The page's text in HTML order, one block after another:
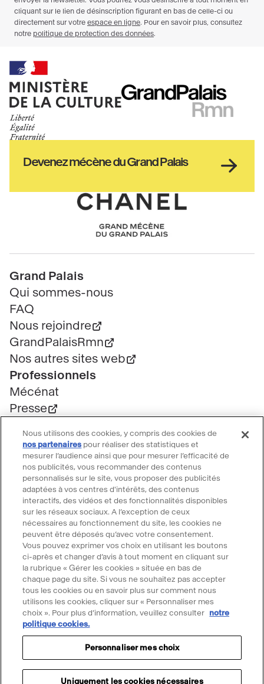
Ministère
de
la
Haut
de
Devenez mécène du Grand Palais
Chanel
Pied
de
page
Grand Palais
Qui sommes-nous
FAQ
Nous rejoindre
GrandPalaisRmn
Nos autres sites web
Professionnels
Mécénat
Presse
Location d'espaces
Billetterie
Billetterie groupe
Service client
FAQ Billetterie
CGV
Règlement de visite
Suivre le Grand Palais
Accéder
contenu
Facebook
fenêtre
Accéder
au
contenu
Youtube
-
fenêtre
Accéder
au
contenu
Instagram
-
fenêtre
Accéder
au
contenu
Tik
tok
nouvelle
Accéder
au
contenu
Linkedin
-
fenêtre
Menu
@2025 - Tous droits réservés
Mentions légales
Données personnelles
Politique cookies
Gérer mes cookies
Accessibilité : partiellement conforme
Merci d'accepter les cookies pour
utiliser le chatbot Ask Mona
Nous utilisons des cookies, y compris des cookies de
nos partenaires pour réaliser des statistiques et
mesurer l’audience ainsi que pour mesurer l’efficacité de
nos publicités, vous recommander des contenus
personnalisés sur le site, vous proposer des publicités
adaptées à vos centres d'intérêts, des contenus
interactifs, des vidéos et des fonctionnalités disponibles
sur les réseaux sociaux. A l’exception de ceux
nécessaires au fonctionnement du site, les cookies ne
peuvent être déposés qu’avec votre consentement.
Vous pouvez exprimer vos choix en utilisant les boutons
ci-après et changer d’avis à tout moment en cliquant sur
la rubrique « Gérer les cookies » située en bas de
chaque page du site. Si vous ne souhaitez pas accepter
tous les cookies ou en savoir plus sur comment nous
utilisons les cookies, cliquer sur « Personnaliser mes
choix ». Pour plus d’information, veuillez consulter
notre
politique cookies.
Personnaliser mes choix
Uniquement les cookies nécessaires